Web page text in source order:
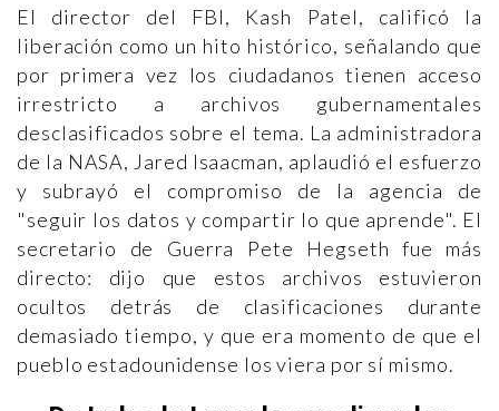
El director del FBI, Kash Patel, calificó la
liberación como un hito histórico, señalando que
por primera vez los ciudadanos tienen acceso
irrestricto a archivos gubernamentales
desclasificados sobre el tema. La administradora
de la NASA, Jared Isaacman, aplaudió el esfuerzo
y subrayó el compromiso de la agencia de
"seguir los datos y compartir lo que aprende". El
secretario de Guerra Pete Hegseth fue más
directo: dijo que estos archivos estuvieron
ocultos detrás de clasificaciones durante
demasiado tiempo, y que era momento de que el
pueblo estadounidense los viera por sí mismo.